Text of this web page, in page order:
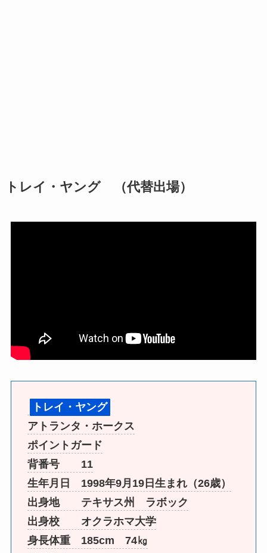
トレイ・ヤング （代替出場）
トレイ・ヤング
アトランタ・ホークス
ポイントガード
背番号 11
生年月日 1998年9月19日生まれ（26歳）
出身地 テキサス州 ラボック
出身校 オクラホマ大学
身長体重 185cm 74㎏